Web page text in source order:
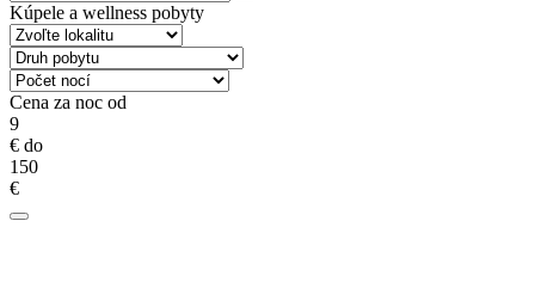
Kúpele a wellness pobyty
Cena za noc od
9
€ do
150
€